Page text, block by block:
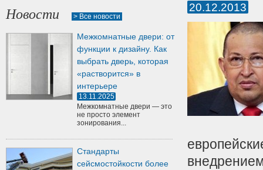
Артикул:
Новости > Все новости
Межкомнатные двери: от
функции к дизайну. Как
выбрать дверь, которая
«растворится» в
интерьере
13.11.2025
Межкомнатные двери — это
не просто элемент
зонирования...
Стандарты
сейсмостойкости более
20.12.2013